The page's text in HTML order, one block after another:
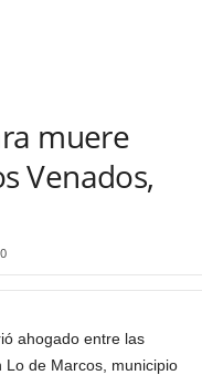
muere
Venados,
0
ahogado entre las
Lo de Marcos, municipio